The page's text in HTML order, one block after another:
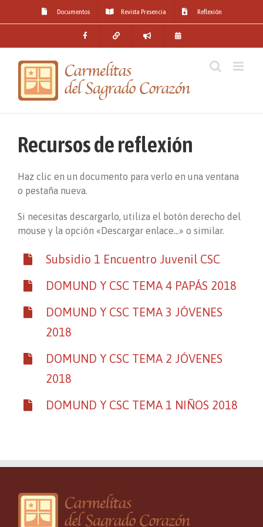
Documentos Revista Presencia Reflexión
Recursos de reflexión
Haz clic en un documento para verlo en una ventana
o pestaña nueva.
Si necesitas descargarlo, utiliza el botón derecho del
mouse y la opción «Descargar enlace…» o similar.
Subsidio 1 Encuentro Juvenil CSC
DOMUND Y CSC TEMA 4 PAPÁS 2018
DOMUND Y CSC TEMA 3 JÓVENES
2018
DOMUND Y CSC TEMA 2 JÓVENES
2018
DOMUND Y CSC TEMA 1 NIÑOS 2018